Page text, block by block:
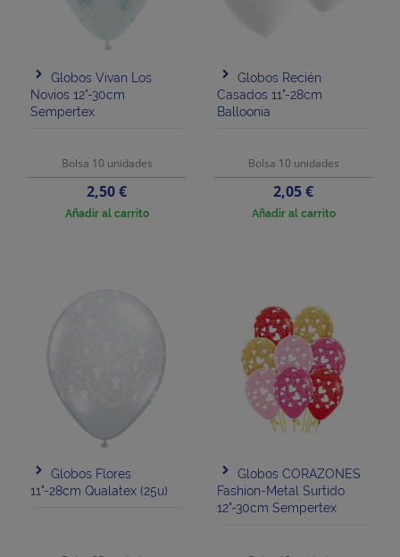
Globos Vivan Los
Novios 12"-30cm
Sempertex
Bolsa 10 unidades
Precio
2,50 €
Añadir al carrito
Globos Recién
Casados 11"-28cm
Balloonia
Bolsa 10 unidades
Precio
2,05 €
Añadir al carrito
Globos Flores
11"-28cm Qualatex (25u)
Globos CORAZONES
Fashion-Metal Surtido
12"-30cm Sempertex